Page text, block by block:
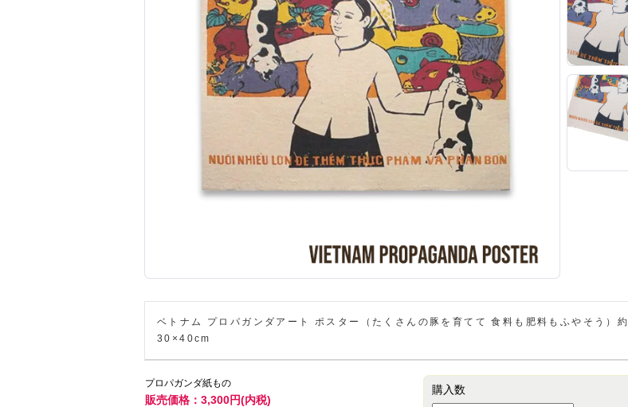
ベトナム プロパガンダアート ポスター（たくさんの豚を育てて 食料も肥料もふやそう）約
30×40cm
プロパガンダ紙もの
販売価格：3,300円(内税)
購入数